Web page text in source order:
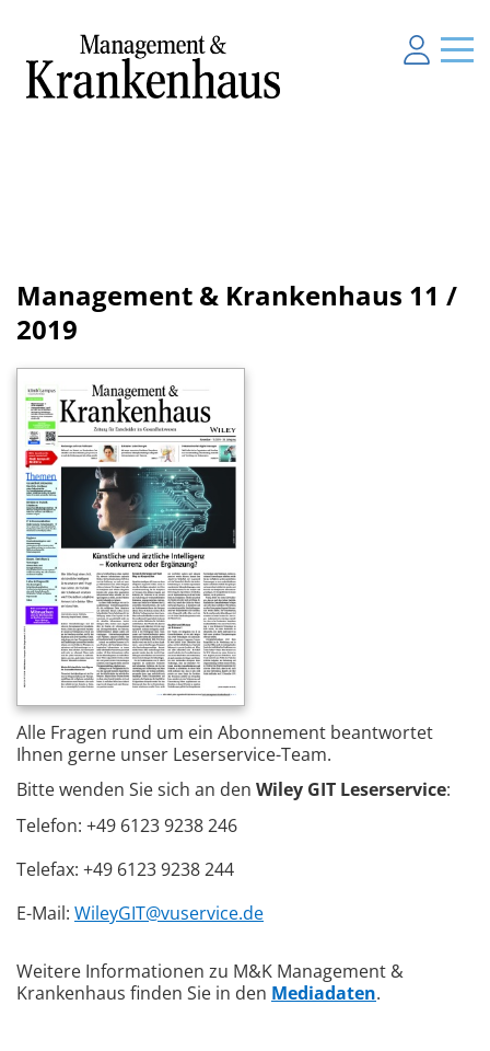
Management & Krankenhaus 11 /
2019
Alle Fragen rund um ein Abonnement beantwortet
Ihnen gerne unser Leserservice-Team.
Bitte wenden Sie sich an den Wiley GIT Leserservice:
Telefon: +49 6123 9238 246
Telefax: +49 6123 9238 244
E-Mail: WileyGIT@vuservice.de
Weitere Informationen zu M&K Management &
Krankenhaus finden Sie in den Mediadaten.